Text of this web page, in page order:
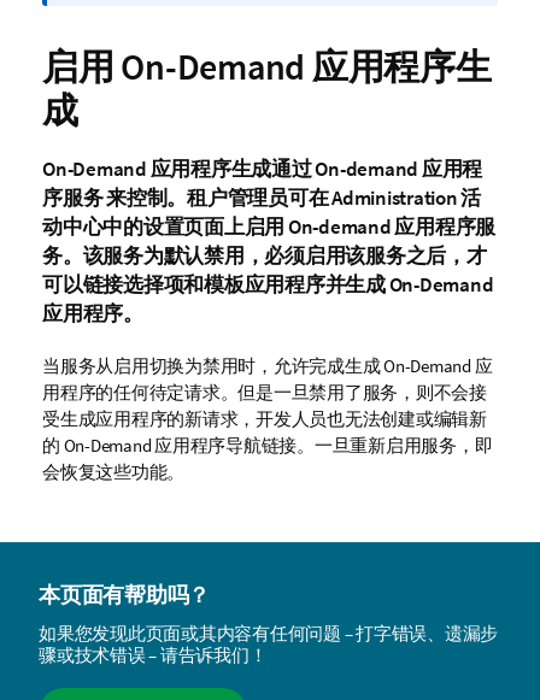
启用 On-Demand 应用程序生
成
On-Demand 应用程序生成通过On-demand 应用程
序服务来控制。 租户管理员可在Administration活
动中心中的设置页面上启用 On-demand 应用程序服
务。该服务为默认禁用，必须启用该服务之后，才
可以链接选择项和模板应用程序并生成 On-Demand
应用程序。
当服务从启用切换为禁用时，允许完成生成 On-Demand 应
用程序的任何待定请求。但是一旦禁用了服务，则不会接
受生成应用程序的新请求，开发人员也无法创建或编辑新
的 On-Demand 应用程序导航链接。一旦重新启用服务，即
会恢复这些功能。
本页面有帮助吗？
如果您发现此页面或其内容有任何问题 – 打字错误、遗漏步
骤或技术错误 – 请告诉我们！